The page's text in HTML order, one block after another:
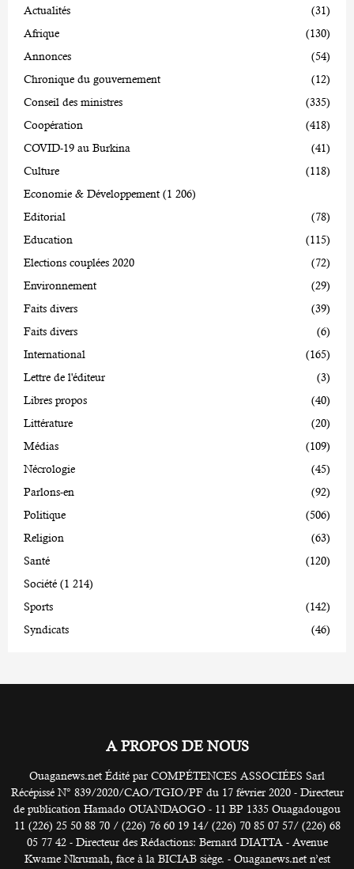
Actualités
(31)
Afrique
(130)
Annonces
(54)
Chronique du gouvernement
(12)
Conseil des ministres
(335)
Coopération
(418)
COVID-19 au Burkina
(41)
Culture
(118)
Economie & Développement (1 206)
Editorial
(78)
Education
(115)
Elections couplées 2020
(72)
Environnement
(29)
Faits divers
(39)
Faits divers
(6)
International
(165)
Lettre de l'éditeur
(3)
Libres propos
(40)
Littérature
(20)
Médias
(109)
Nécrologie
(45)
Parlons-en
(92)
Politique
(506)
Religion
(63)
Santé
(120)
Société (1 214)
Sports
(142)
Syndicats
(46)
A PROPOS DE NOUS
Ouaganews.net Édité par COMPÉTENCES ASSOCIÉES Sarl
Récépissé N° 839/2020/CAO/TGIO/PF du 17 février 2020 - Directeur
de publication Hamado OUANDAOGO - 11 BP 1335 Ouagadougou
11 (226) 25 50 88 70 / (226) 76 60 19 14/ (226) 70 85 07 57/ (226) 68
05 77 42 - Directeur des Rédactions: Bernard DIATTA - Avenue
Kwame Nkrumah, face à la BICIAB siège. - Ouaganews.net n’est